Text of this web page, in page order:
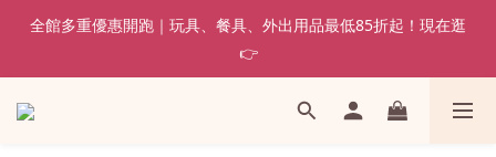
全館多重優惠開跑｜玩具、餐具、外出用品最低85折起！現在逛
👉